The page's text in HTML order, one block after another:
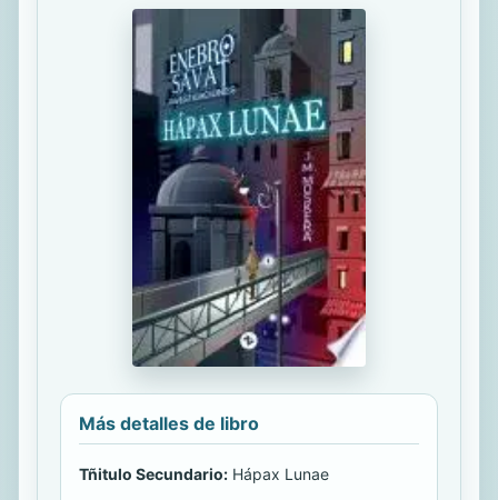
Más detalles de libro
Tñitulo Secundario: Hápax Lunae